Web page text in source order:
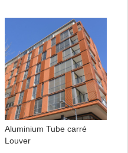
Aluminium Tube carré
Louver